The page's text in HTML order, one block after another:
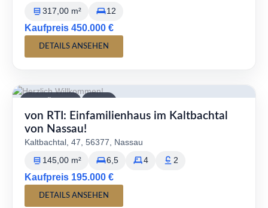
317,00 m² 12
Kaufpreis 450.000 €
DETAILS ANSEHEN
von RTI: Einfamilienhaus im Kaltbachtal
von Nassau!
Kaltbachtal, 47, 56377, Nassau
145,00 m² 6,5 4 2
Kaufpreis 195.000 €
DETAILS ANSEHEN